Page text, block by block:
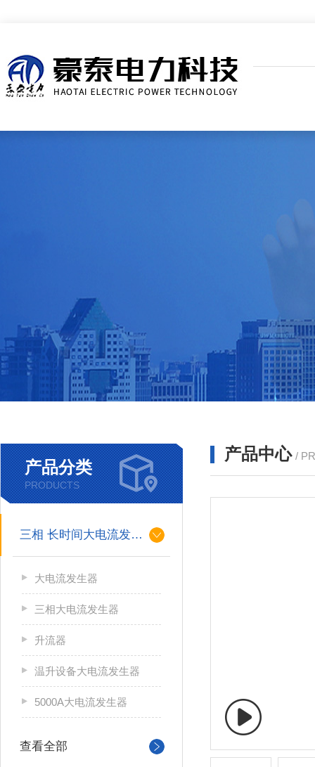
产品分类
PRODUCTS
三相 长时间大电流发生器
大电流发生器
三相大电流发生器
升流器
温升设备大电流发生器
5000A大电流发生器
查看全部
产品中心 /